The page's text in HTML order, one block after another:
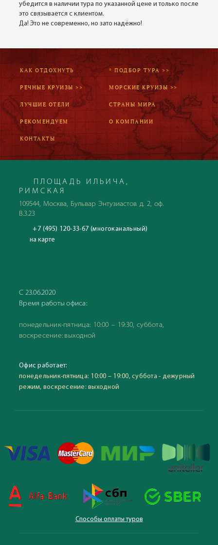
убедится в наличии тура по указанной цене и только после
это связывается с клиентом.
Да! Это не современно, но зато надёжно!
КАК ОТДОХНУТЬ * ПОДБОР ТУРА >>
РЕЧНЫЕ КРУИЗЫ >> МОРСКИЕ КРУИЗЫ >>
ЛУЧШИЕ ОТЕЛИ СТРАНЫ МИРА
РЕКОМЕНДУЕМ О КОМПАНИИ
КОНТАКТЫ
ПЛОЩАДЬ ИЛЬИЧА,
РИМСКАЯ
109544, Москва, Бульвар Энтузиастов д. 2, оф.
В.3.23
+7 (495) 120-33-67 (многоканальный)
на карте
С 23.06.2020
Время работы офиса:
понедельник-пятница: 10:00 – 19:30, суббота,
воскресение: выходной
Офис работает:
понедельник-пятница: 10:00 – 19:00, суббота - дежурный
режим, воскресение: выходной
Способы оплаты туров